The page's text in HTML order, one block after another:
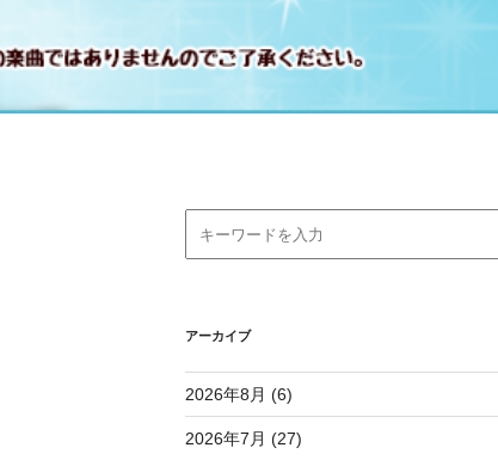
アーカイブ
2026年8月 (6)
2026年7月 (27)